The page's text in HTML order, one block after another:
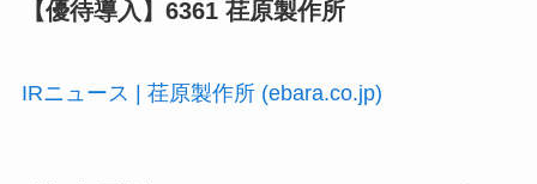
【優待導入】6361 荏原製作所
IRニュース | 荏原製作所 (ebara.co.jp)